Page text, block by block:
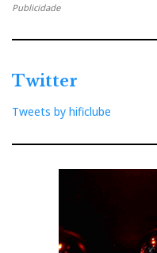
Publicidade
Twitter
Tweets by hificlube